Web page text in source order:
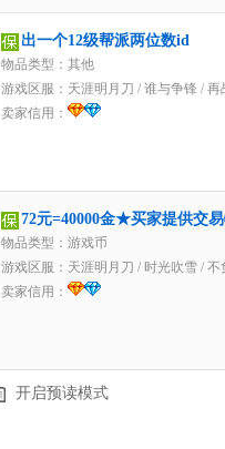
出一个12级帮派两位数id
物品类型：其他
游戏区服： 天涯明月刀 / 谁与争锋 / 再
卖家信用：
72元=40000金★买家提供交
物品类型：游戏币
游戏区服： 天涯明月刀 / 时光吹雪 / 不
卖家信用：
开启预读模式